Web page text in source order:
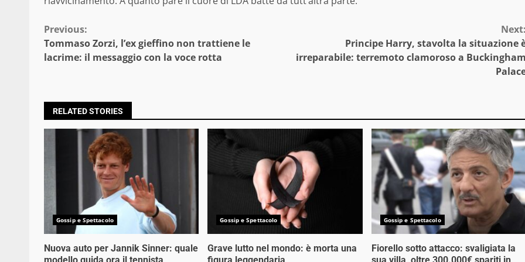
Continue
Reading
Previous:
Tommaso Zorzi, l’ex gieffino non trattiene le
lacrime: il messaggio con la voce rotta
Next:
Principe Harry, stavolta la situazione
irreparabile: terremoto clamoroso a Buckingham
RELATED STORIES
Gossip e Spettacolo
Nuova auto per Jannik Sinner: quale
Gossip e Spettacolo
Grave lutto nel mondo: è morta una
Gossip e Spettacolo
Fiorello sotto attacco: svaligiata la